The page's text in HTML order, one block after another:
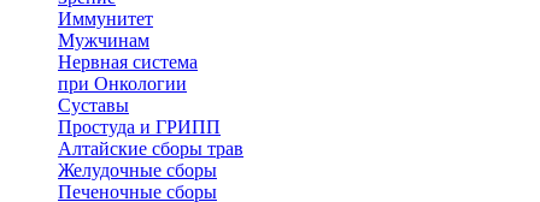
Иммунитет
Мужчинам
Нервная система
при Онкологии
Суставы
Простуда и ГРИПП
Алтайские сборы трав
Желудочные сборы
Печеночные сборы